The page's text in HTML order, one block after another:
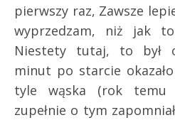
pierwszy raz, Zawsze
wyprzedzam, niż jak
Niestety tutaj, to był
minut po starcie
tyle wąska (rok
zupełnie o tym